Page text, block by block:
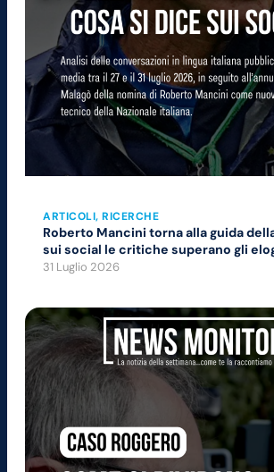
ARTICOLI, RICERCHE
Roberto Mancini torna alla guida
sui social le critiche superano gli
31 Luglio 2026